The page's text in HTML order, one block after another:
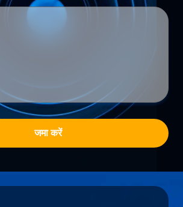
जमा करें